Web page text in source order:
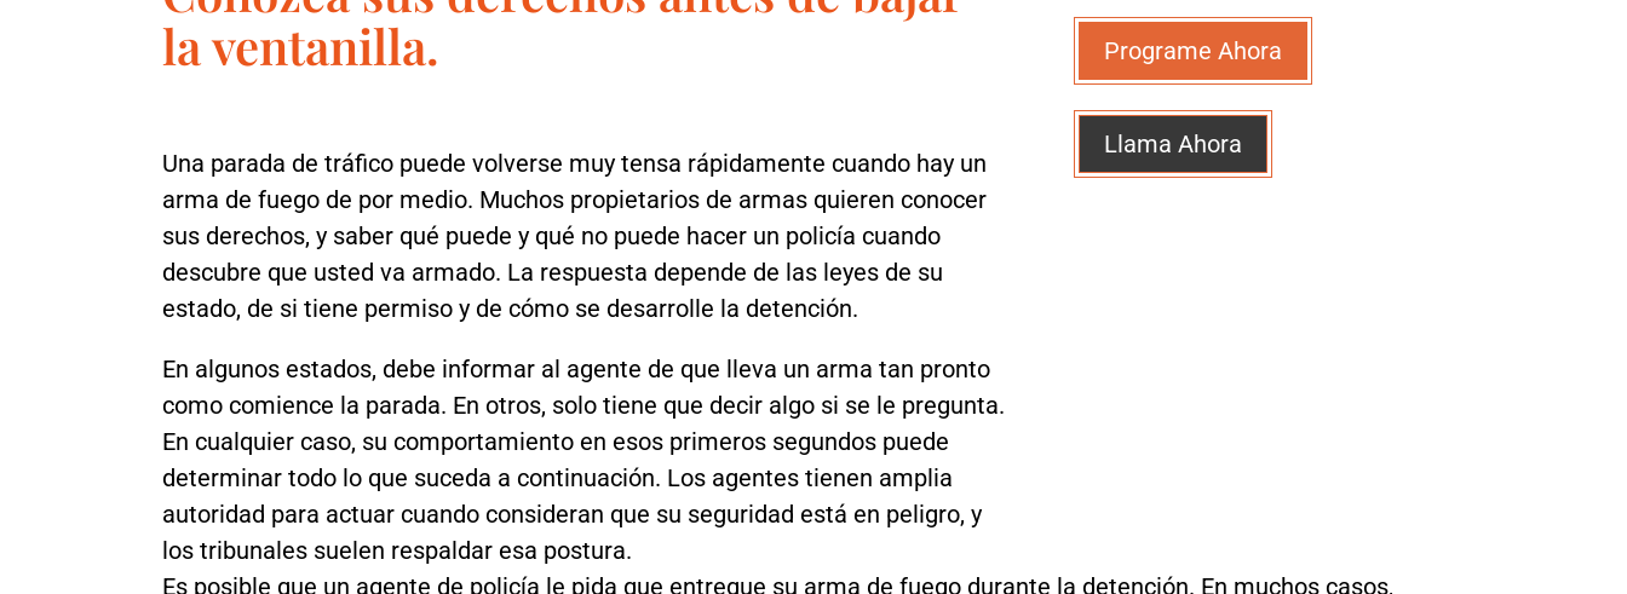
la ventanilla.
Una parada de tráfico puede volverse muy tensa rápidamente cuando hay un
arma de fuego de por medio. Muchos propietarios de armas quieren conocer
sus derechos, y saber qué puede y qué no puede hacer un policía cuando
descubre que usted va armado. La respuesta depende de las leyes de su
estado, de si tiene permiso y de cómo se desarrolle la detención.
En algunos estados, debe informar al agente de que lleva un arma tan pronto
como comience la parada. En otros, solo tiene que decir algo si se le pregunta.
En cualquier caso, su comportamiento en esos primeros segundos puede
determinar todo lo que suceda a continuación. Los agentes tienen amplia
autoridad para actuar cuando consideran que su seguridad está en peligro, y
los tribunales suelen respaldar esa postura.
Programe Ahora
Llama Ahora
Es posible que un agente de policía le pida que entregue su arma de fuego durante la detención. En muchos casos,